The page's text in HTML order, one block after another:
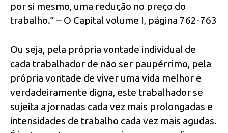
por si mesmo, uma redução no preço do
trabalho.” – O Capital volume I, página 762-763
Ou seja, pela própria vontade individual de
cada trabalhador de não ser paupérrimo, pela
própria vontade de viver uma vida melhor e
verdadeiramente digna, este trabalhador se
sujeita a jornadas cada vez mais prolongadas e
intensidades de trabalho cada vez mais agudas.